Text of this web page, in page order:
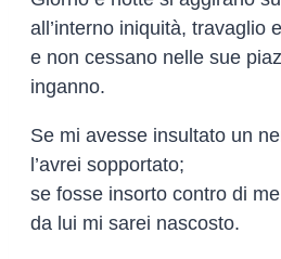
all’interno iniquità, travaglio
e non cessano nelle sue
inganno.
Se mi avesse insultato un
l’avrei sopportato;
se fosse insorto contro di
da lui mi sarei nascosto.